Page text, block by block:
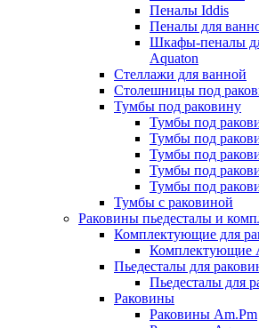
Пеналы Iddis
Пеналы для
Шкафы-пеналы
Aquaton
Стеллажи для ванной
Столешницы под
Тумбы под раковину
Тумбы под
Тумбы под
Тумбы под
Тумбы под
Тумбы под
Тумбы с раковиной
Раковины пьедесталы и
Комплектующие для
Комплектующие
Пьедесталы для
Пьедесталы для
Раковины
Раковины Am.Pm